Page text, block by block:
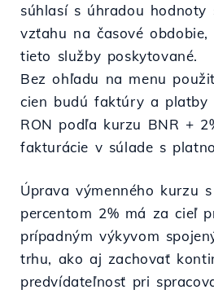
súhlasí s úhradou hodnoty
vzťahu na časové
tieto služby poskytované.
Bez ohľadu na menu
cien budú faktúry a platby
RON podľa kurzu BNR +
fakturácie v súlade s
Úprava výmenného kurzu
percentom 2% má za cieľ
prípadným výkyvom
trhu, ako aj zachovať
predvídateľnosť pri